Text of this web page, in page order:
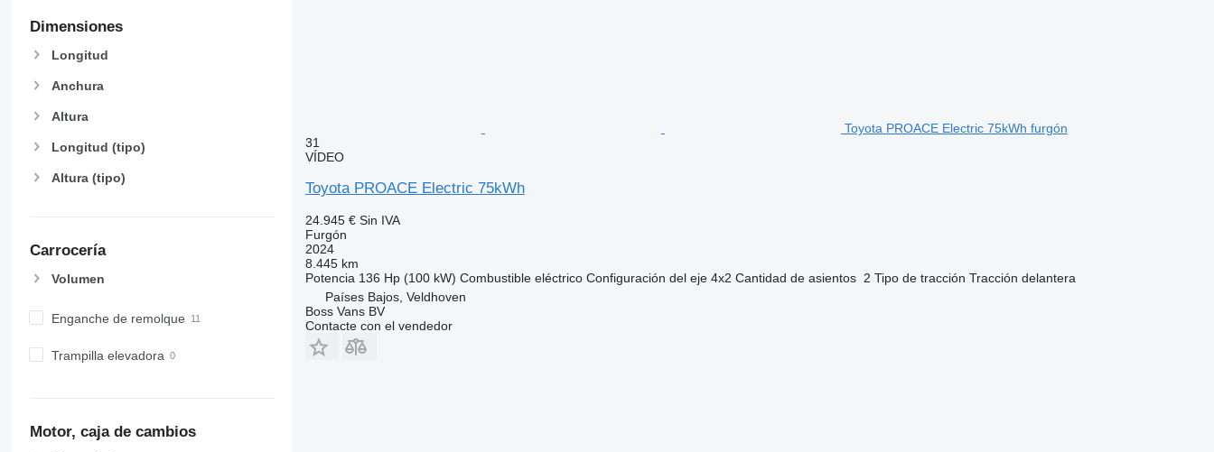
Dimensiones
Longitud
Anchura
Altura
Longitud (tipo)
Altura (tipo)
Carrocería
Volumen
Enganche de remolque
Trampilla elevadora
Motor, caja de cambios
Toyota PROACE Electric 75kWh furgón
31
VÍDEO
Toyota PROACE Electric 75kWh
24.945 € Sin IVA
Furgón
2024
8.445 km
Potencia 136 Hp (100 kW) Combustible eléctrico Configuración del eje 4x2 Cantidad de asientos 2 Tipo de tracción Tracción delantera
Países Bajos, Veldhoven
Boss Vans BV
Contacte con el vendedor